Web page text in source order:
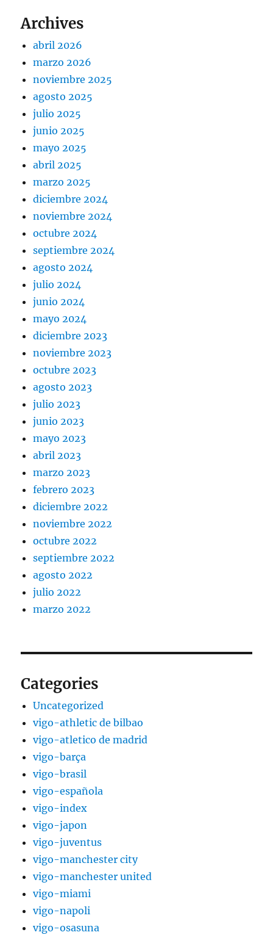
Archives
abril 2026
marzo 2026
noviembre 2025
agosto 2025
julio 2025
junio 2025
mayo 2025
abril 2025
marzo 2025
diciembre 2024
noviembre 2024
octubre 2024
septiembre 2024
agosto 2024
julio 2024
junio 2024
mayo 2024
diciembre 2023
noviembre 2023
octubre 2023
agosto 2023
julio 2023
junio 2023
mayo 2023
abril 2023
marzo 2023
febrero 2023
diciembre 2022
noviembre 2022
octubre 2022
septiembre 2022
agosto 2022
julio 2022
marzo 2022
Categories
Uncategorized
vigo-athletic de bilbao
vigo-atletico de madrid
vigo-barça
vigo-brasil
vigo-española
vigo-index
vigo-japon
vigo-juventus
vigo-manchester city
vigo-manchester united
vigo-miami
vigo-napoli
vigo-osasuna